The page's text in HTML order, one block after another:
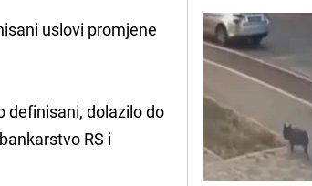
uslovi promjene
definisani, dolazilo do
RS i